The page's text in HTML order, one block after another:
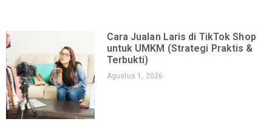
Cara Jualan Laris di TikTok Shop
untuk UMKM (Strategi Praktis &
Terbukti)
Agustus 1, 2026